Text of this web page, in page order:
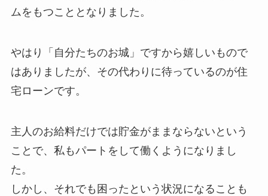
ムをもつこととなりました。
やはり「自分たちのお城」ですから嬉しいもので
はありましたが、その代わりに待っているのが住
宅ローンです。
主人のお給料だけでは貯金がままならないという
ことで、私もパートをして働くようになりまし
た。
しかし、それでも困ったという状況になることも